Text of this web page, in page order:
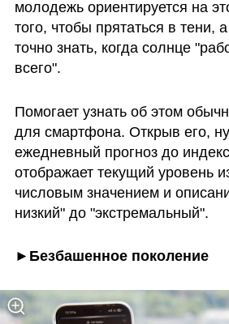
молодежь ориентируется на
того, чтобы прятаться в тени,
точно знать, когда солнце
всего".
Помогает узнать об этом
для смартфона. Открыв его,
ежедневный прогноз до
отображает текущий уровень
числовым значением и
низкий" до "экстремальный".
►Безбашенное поколение